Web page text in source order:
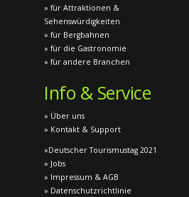
» für Attraktionen &
Sehenswürdigkeiten
» für Bergbahnen
» für die Gastronomie
» für andere Branchen
Info & Service
» Über uns
» Kontakt & Support
»Deutscher Tourismustag 2021
» Jobs
» Impressum & AGB
» Datenschutzrichtlinie